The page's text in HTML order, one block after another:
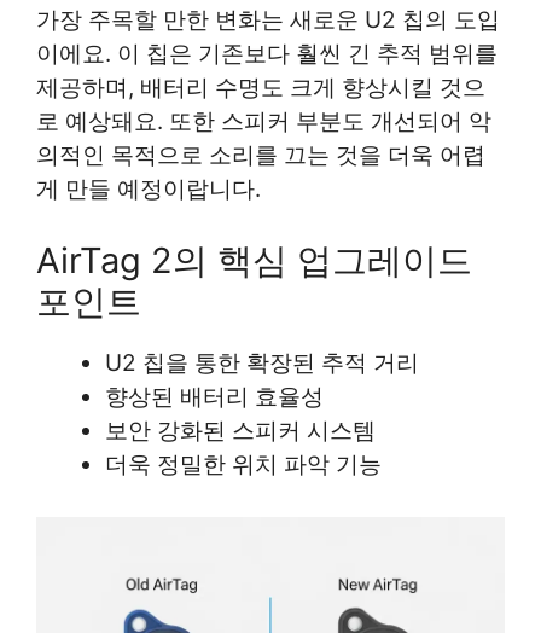
가장 주목할 만한 변화는 새로운 U2 칩의 도입
이에요. 이 칩은 기존보다 훨씬 긴 추적 범위를
제공하며, 배터리 수명도 크게 향상시킬 것으
로 예상돼요. 또한 스피커 부분도 개선되어 악
의적인 목적으로 소리를 끄는 것을 더욱 어렵
게 만들 예정이랍니다.
AirTag 2의 핵심 업그레이드
포인트
U2 칩을 통한 확장된 추적 거리
향상된 배터리 효율성
보안 강화된 스피커 시스템
더욱 정밀한 위치 파악 기능